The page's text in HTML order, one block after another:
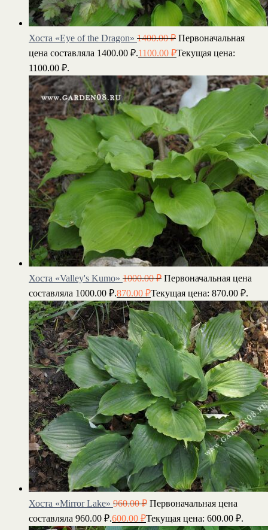
Хоста «Eye of the Dragon» 1400.00₽ Первоначальная
цена составляла 1400.00 ₽.1100.00 ₽Текущая цена:
1100.00 ₽.
Хоста «Valley's Kumo» 1000.00₽ Первоначальная цена
составляла 1000.00 ₽.870.00 ₽Текущая цена: 870.00 ₽.
Хоста «Mirror Lake» 960.00₽ Первоначальная цена
составляла 960.00 ₽.600.00 ₽Текущая цена: 600.00 ₽.